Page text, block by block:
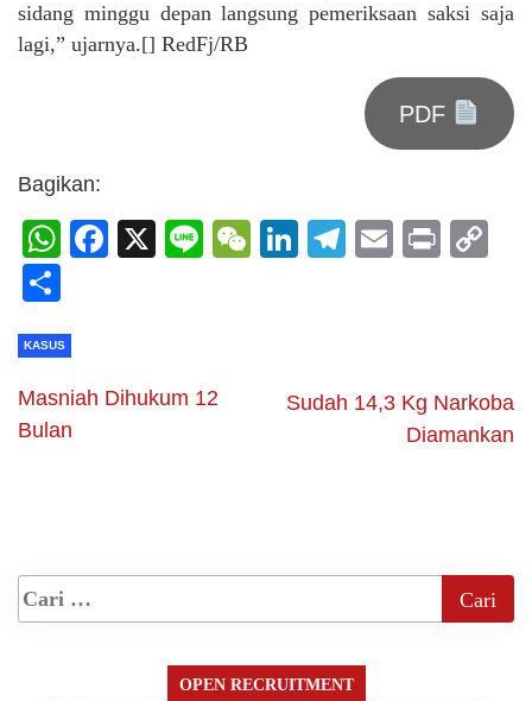
sidang minggu depan langsung pemeriksaan saksi saja
lagi,” ujarnya.[] RedFj/RB
PDF
Bagikan:
WhatsApp
Facebook
X LineWeChat
LinkedIn
Telegram
Email
Print
KASUS
Masniah Dihukum 12
Bulan
Sudah 14,3 Kg Narkoba
Diamankan
OPEN RECRUITMENT